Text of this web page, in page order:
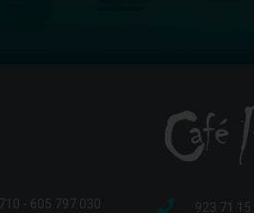
- 605 797 030 923 71 15